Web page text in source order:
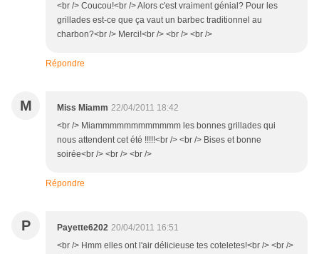
<br /> Coucou!<br /> Alors c'est vraiment génial? Pour les
grillades est-ce que ça vaut un barbec traditionnel au
charbon?<br /> Merci!<br /> <br /> <br />
Répondre
M Miss Miamm 22/04/2011 18:42
<br /> Miammmmmmmmmmmm les bonnes grillades qui
nous attendent cet été !!!!!<br /> <br /> Bises et bonne
soirée<br /> <br /> <br />
Répondre
P Payette6202 20/04/2011 16:51
<br /> Hmm elles ont l'air délicieuse tes coteletes!<br /> <br />